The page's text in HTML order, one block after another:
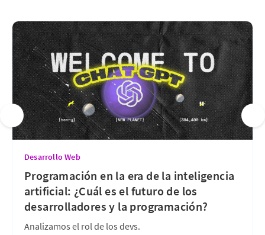
Desarrollo Web
Programación en la era de la inteligencia
artificial: ¿Cuál es el futuro de los
desarrolladores y la programación?
Analizamos el rol de los devs.